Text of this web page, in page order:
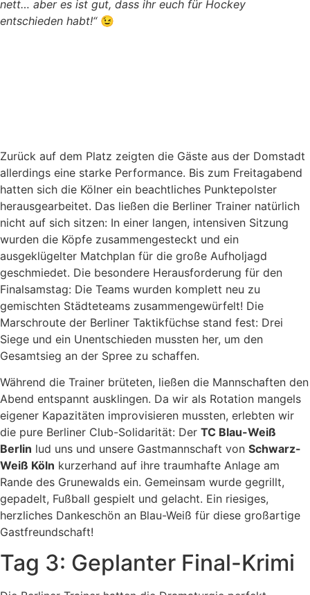
nett… aber es ist gut, dass ihr euch für Hockey
entschieden habt!“😉
Zurück auf dem Platz zeigten die Gäste aus der Domstadt
allerdings eine starke Performance. Bis zum Freitagabend
hatten sich die Kölner ein beachtliches Punktepolster
herausgearbeitet. Das ließen die Berliner Trainer natürlich
nicht auf sich sitzen: In einer langen, intensiven Sitzung
wurden die Köpfe zusammengesteckt und ein
ausgeklügelter Matchplan für die große Aufholjagd
geschmiedet. Die besondere Herausforderung für den
Finalsamstag: Die Teams wurden komplett neu zu
gemischten Städteteams zusammengewürfelt! Die
Marschroute der Berliner Taktikfüchse stand fest: Drei
Siege und ein Unentschieden mussten her, um den
Gesamtsieg an der Spree zu schaffen.
Während die Trainer brüteten, ließen die Mannschaften den
Abend entspannt ausklingen. Da wir als Rotation mangels
eigener Kapazitäten improvisieren mussten, erlebten wir
die pure Berliner Club-Solidarität: Der TC Blau-Weiß
Berlin lud uns und unsere Gastmannschaft von Schwarz-
Weiß Köln kurzerhand auf ihre traumhafte Anlage am
Rande des Grunewalds ein. Gemeinsam wurde gegrillt,
gepadelt, Fußball gespielt und gelacht. Ein riesiges,
herzliches Dankeschön an Blau-Weiß für diese großartige
Gastfreundschaft!
Tag 3: Geplanter Final-Krimi